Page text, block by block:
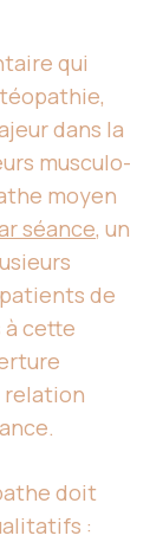
qui
dans la
musculo-
moyen
séance, un
de
à cette
relation
doit
: